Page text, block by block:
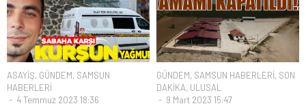
ASAYİŞ, GÜNDEM, SAMSUN
HABERLERİ
4 Temmuz 2023 18:36
GÜNDEM, SAMSUN HABERLERİ, SON
DAKİKA, ULUSAL
9 Mart 2023 15:47